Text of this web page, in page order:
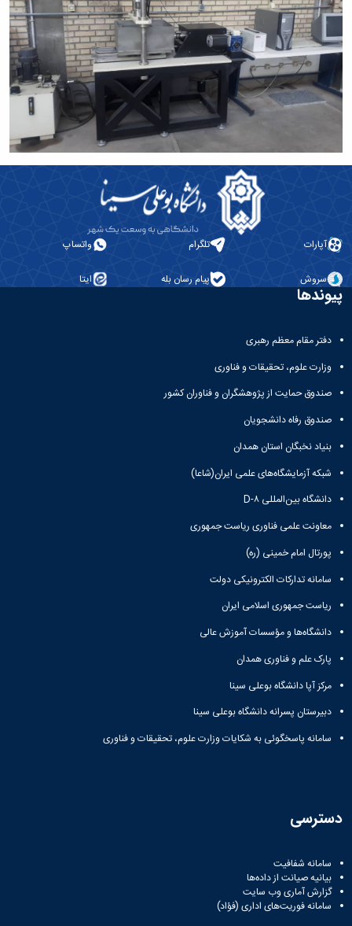
آپارات تلگرام واتساپ
سروش پیام رسان بله ایتا
پیوندها
دفتر مقام معظم رهبری
وزارت علوم، تحقیقات و فناوری
صندوق حمایت از پژوهشگران و فناوران کشور
صندوق رفاه دانشجویان
بنیاد نخبگان استان همدان
شبکه آزمایشگاه‌های علمی ایران(شاعا)
دانشگاه بین‌المللی D-۸
معاونت علمی فناوری ریاست جمهوری
پورتال امام خمینی (ره)
سامانه تدارکات الکترونیکی دولت
ریاست جمهوری اسلامی ایران
دانشگاه‌ها و مؤسسات آموزش عالی
پارک علم و فناوری همدان
مرکز آپا دانشگاه بوعلی سینا
دبیرستان پسرانه دانشگاه بوعلی سینا
سامانه پاسخگوئی به شکایات وزارت علوم، تحقیقات و فناوری
دسترسی
سامانه شفافیت
بیانیه صیانت از داده‌ها
گزارش آماری وب‌ سایت
سامانه فوریت‌های اداری (فؤاد)